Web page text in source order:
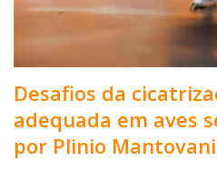
Desafios da
adequada em aves
por Plinio Mantovani